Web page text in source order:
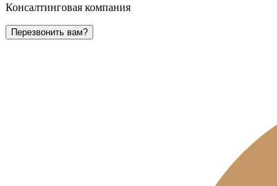
Консалтинговая компания
Перезвонить вам?